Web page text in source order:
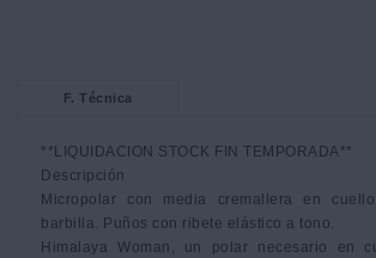
F. Técnica
**LIQUIDACION STOCK FIN TEMPORADA**
Descripción
Micropolar con media cremallera en
barbilla. Puños con ribete elástico a tono.
Himalaya Woman, un polar necesario en